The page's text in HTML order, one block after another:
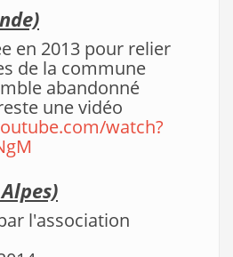
en 2013 pour relier
de la commune
abandonné
une vidéo
watch?
l'association